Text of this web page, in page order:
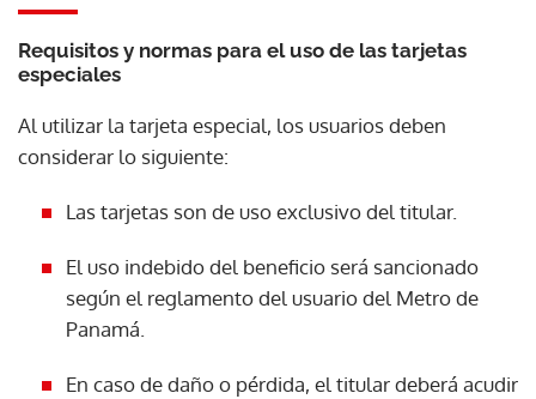
Requisitos y normas para el uso de las tarjetas
especiales
Al utilizar la tarjeta especial, los usuarios deben
considerar lo siguiente:
Las tarjetas son de uso exclusivo del titular.
El uso indebido del beneficio será sancionado
según el reglamento del usuario del Metro de
Panamá.
En caso de daño o pérdida, el titular deberá acudir